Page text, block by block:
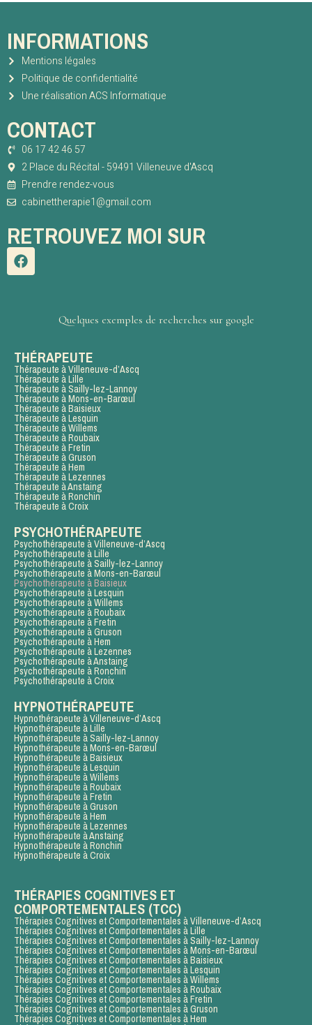
INFORMATIONS
Mentions légales
Politique de confidentialité
Une réalisation ACS Informatique
CONTACT
06 17 42 46 57
2 Place du Récital - 59491 Villeneuve d'Ascq
Prendre rendez-vous
cabinettherapie1@gmail.com
RETROUVEZ MOI SUR
Quelques exemples de recherches sur google
THÉRAPEUTE
Thérapeute à Villeneuve-d’Ascq
Thérapeute à Lille
Thérapeute à Sailly-lez-Lannoy
Thérapeute à Mons-en-Barœul
Thérapeute à Baisieux
Thérapeute à Lesquin
Thérapeute à Willems
Thérapeute à Roubaix
Thérapeute à Fretin
Thérapeute à Gruson
Thérapeute à Hem
Thérapeute à Lezennes
Thérapeute à Anstaing
Thérapeute à Ronchin
Thérapeute à Croix
PSYCHOTHÉRAPEUTE
Psychothérapeute à Villeneuve-d’Ascq
Psychothérapeute à Lille
Psychothérapeute à Sailly-lez-Lannoy
Psychothérapeute à Mons-en-Barœul
Psychothérapeute à Baisieux
Psychothérapeute à Lesquin
Psychothérapeute à Willems
Psychothérapeute à Roubaix
Psychothérapeute à Fretin
Psychothérapeute à Gruson
Psychothérapeute à Hem
Psychothérapeute à Lezennes
Psychothérapeute à Anstaing
Psychothérapeute à Ronchin
Psychothérapeute à Croix
HYPNOTHÉRAPEUTE
Hypnothérapeute à Villeneuve-d’Ascq
Hypnothérapeute à Lille
Hypnothérapeute à Sailly-lez-Lannoy
Hypnothérapeute à Mons-en-Barœul
Hypnothérapeute à Baisieux
Hypnothérapeute à Lesquin
Hypnothérapeute à Willems
Hypnothérapeute à Roubaix
Hypnothérapeute à Fretin
Hypnothérapeute à Gruson
Hypnothérapeute à Hem
Hypnothérapeute à Lezennes
Hypnothérapeute à Anstaing
Hypnothérapeute à Ronchin
Hypnothérapeute à Croix
THÉRAPIES COGNITIVES ET
COMPORTEMENTALES (TCC)
Thérapies Cognitives et Comportementales à Villeneuve-d’Ascq
Thérapies Cognitives et Comportementales à Lille
Thérapies Cognitives et Comportementales à Sailly-lez-Lannoy
Thérapies Cognitives et Comportementales à Mons-en-Barœul
Thérapies Cognitives et Comportementales à Baisieux
Thérapies Cognitives et Comportementales à Lesquin
Thérapies Cognitives et Comportementales à Willems
Thérapies Cognitives et Comportementales à Roubaix
Thérapies Cognitives et Comportementales à Fretin
Thérapies Cognitives et Comportementales à Gruson
Thérapies Cognitives et Comportementales à Hem